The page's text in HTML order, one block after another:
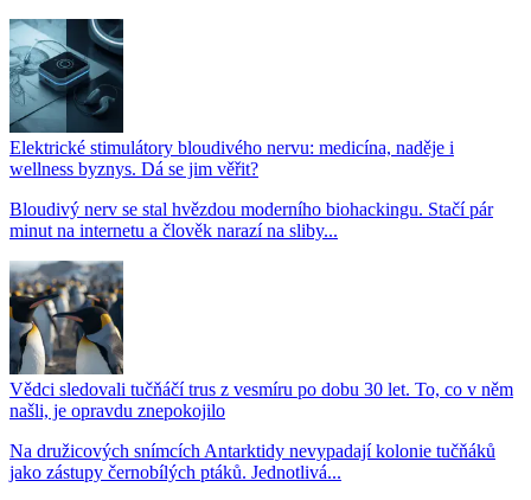
Elektrické stimulátory bloudivého nervu: medicína, naděje i
wellness byznys. Dá se jim věřit?
Bloudivý nerv se stal hvězdou moderního biohackingu. Stačí pár
minut na internetu a člověk narazí na sliby...
Vědci sledovali tučňáčí trus z vesmíru po dobu 30 let. To, co v něm
našli, je opravdu znepokojilo
Na družicových snímcích Antarktidy nevypadají kolonie tučňáků
jako zástupy černobílých ptáků. Jednotlivá...